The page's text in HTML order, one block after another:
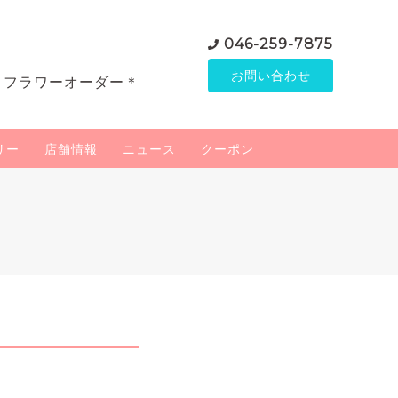
ラワーオーダー＊
046-259-7875
お問い合わせ
ー 店舗情報 ニュース クーポン